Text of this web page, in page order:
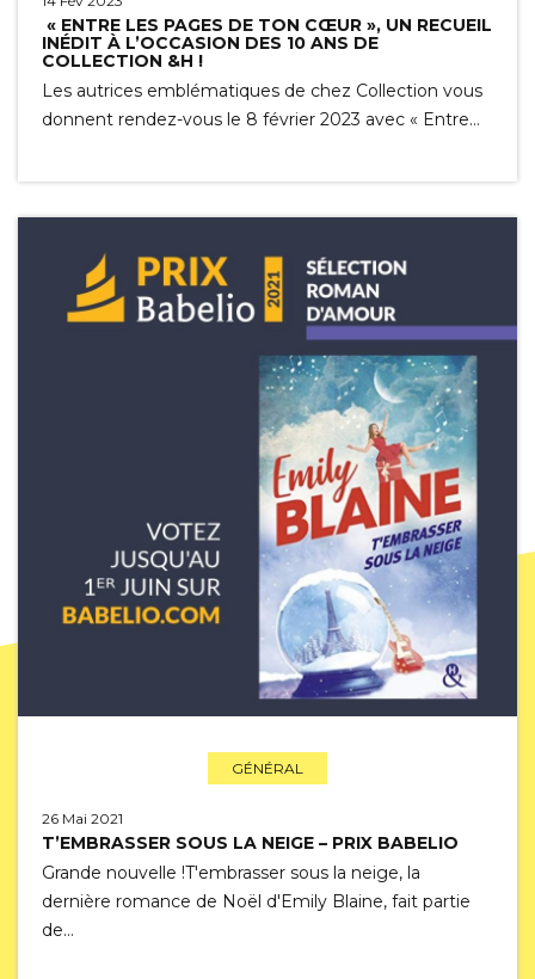
« ENTRE LES PAGES DE TON CŒUR », UN RECUEIL
INÉDIT À L’OCCASION DES 10 ANS DE
COLLECTION &H !
Les autrices emblématiques de chez Collection vous
donnent rendez-vous le 8 février 2023 avec « Entre…
GÉNÉRAL
26 Mai 2021
T’EMBRASSER SOUS LA NEIGE – PRIX BABELIO
Grande nouvelle !T'embrasser sous la neige, la
dernière romance de Noël d'Emily Blaine, fait partie
de…